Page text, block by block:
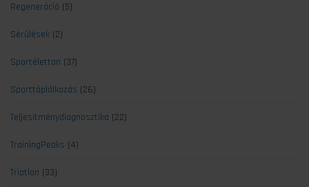
Regeneráció (5)
Sérülések (2)
Sportélettan (37)
Sporttáplálkozás (26)
Teljesítménydiagnosztika (22)
TrainingPeaks (4)
Triatlon (33)